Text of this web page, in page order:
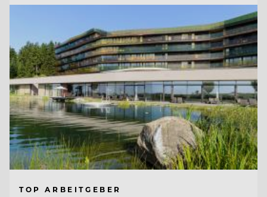
TOP ARBEITGEBER